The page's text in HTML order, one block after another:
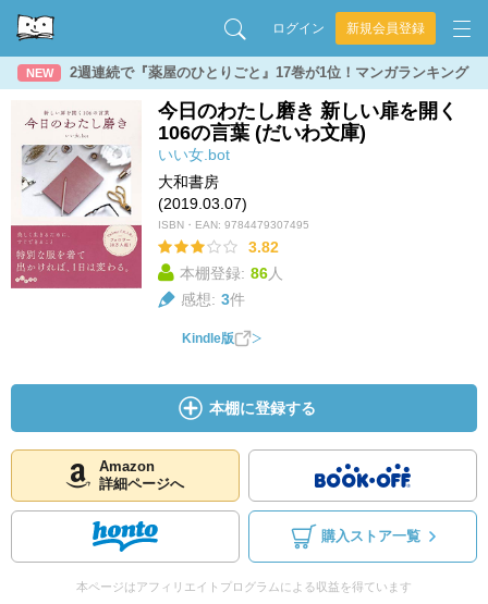
ログイン 新規会員登録
NEW 2週連続で『薬屋のひとりごと』17巻が1位！マンガランキング
今日のわたし磨き 新しい扉を開く
106の言葉 (だいわ文庫)
いい女.bot
大和書房
(2019.03.07)
ISBN・EAN: 9784479307495
3.82
本棚登録: 86人
感想: 3件
Kindle版
本棚に登録する
Amazon
詳細ページへ
購入ストア一覧
本ページはアフィリエイトプログラムによる収益を得ています